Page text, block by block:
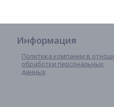
Информация
Политика компании в
обработки персональных
данных